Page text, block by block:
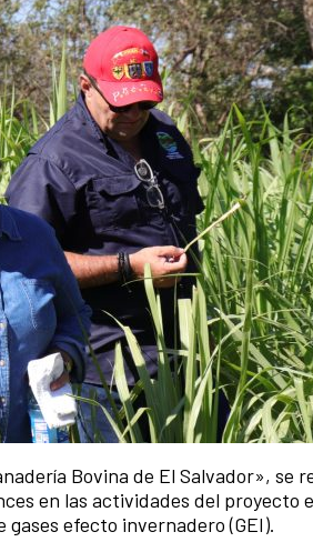
Bovina de El Salvador», se
en las actividades del proyecto
efecto invernadero (GEI).